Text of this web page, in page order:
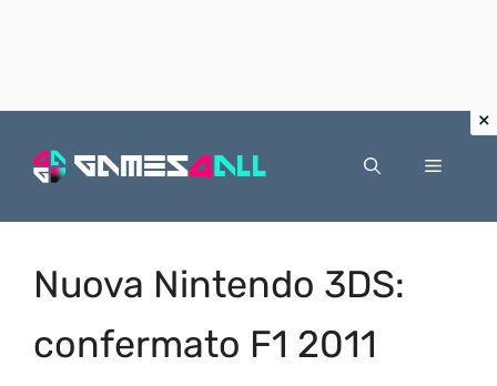
Menu
Nuova Nintendo 3DS:
confermato F1 2011